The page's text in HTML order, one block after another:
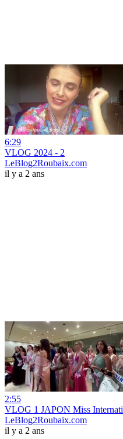
6:29
VLOG 2024 - 2
LeBlog2Roubaix.com
il y a 2 ans
2:55
VLOG 1 JAPON Miss
LeBlog2Roubaix.com
il y a 2 ans